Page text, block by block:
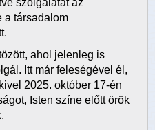
szolgálatát az
a társadalom
ahol jelenleg is
Itt már feleségével él,
2025. október 17-én
Isten színe előtt örök